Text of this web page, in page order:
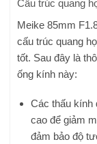
Cấu trúc quang
Meike 85mm
cấu trúc quang
tốt. Sau đây là
ống kính này:
Các thấu kính
cao để giảm
đảm bảo độ